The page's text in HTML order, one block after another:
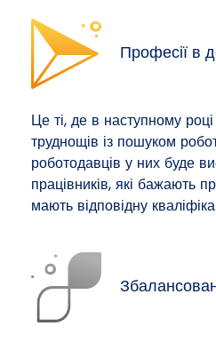
Професії в
Це ті, де в наступному
труднощів із пошуком
роботодавців у них буде
працівників, які бажають
мають відповідну